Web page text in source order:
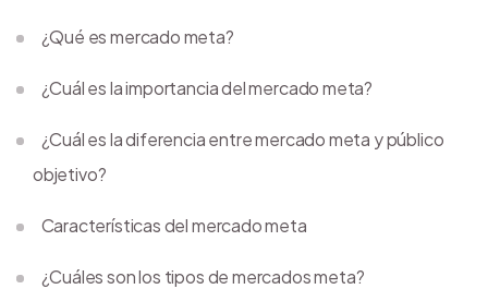
¿Qué es mercado meta?
¿Cuál es la importancia del mercado meta?
¿Cuál es la diferencia entre mercado meta y público
objetivo?
Características del mercado meta
¿Cuáles son los tipos de mercados meta?